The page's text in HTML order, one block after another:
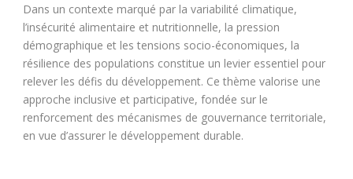
Dans un contexte marqué par la variabilité climatique,
l’insécurité alimentaire et nutritionnelle, la pression
démographique et les tensions socio-économiques, la
résilience des populations constitue un levier essentiel pour
relever les défis du développement. Ce thème valorise une
approche inclusive et participative, fondée sur le
renforcement des mécanismes de gouvernance territoriale,
en vue d’assurer le développement durable.